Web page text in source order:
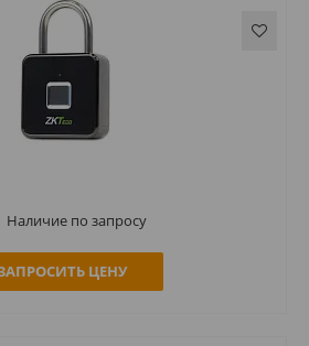
Наличие по запросу
ЦЕНУ